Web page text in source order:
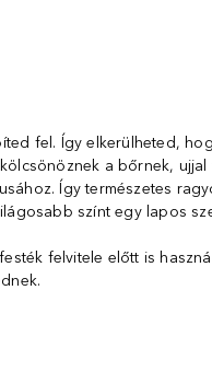
fel. Így elkerülheted,
a bőrnek,
Így természetes
színt egy lapos
felvitele előtt is